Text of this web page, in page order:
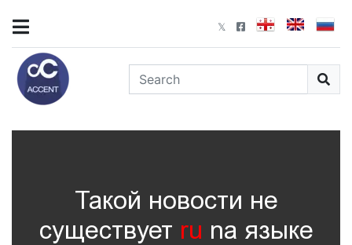
Такой новости не
существует ru nа языке